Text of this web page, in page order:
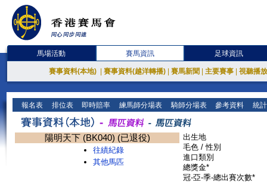
馬場活動 賽馬資訊 足球資訊
賽事資料(本地) 賽事資料(越洋轉播) 賽馬新聞 主要賽事 視聽播
報名表 排位表 即時賠率 練馬師分場表 騎師分場表 參考資料 統
陽明天下 (BK040) (已退役)
往績紀錄
其他馬匹
出生地
毛色 / 性別
進口類別
總獎金*
冠-亞-季-總出賽次數*